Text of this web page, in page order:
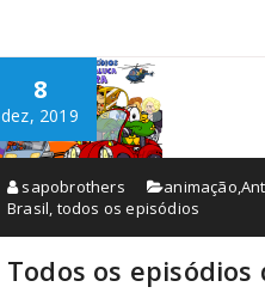
8
dez, 2019
sapobrothers animação,
Brasil, todos os episódios
Todos os